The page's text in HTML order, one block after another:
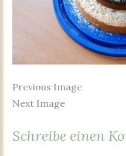
Previous Image
Next Image
Schreibe einen